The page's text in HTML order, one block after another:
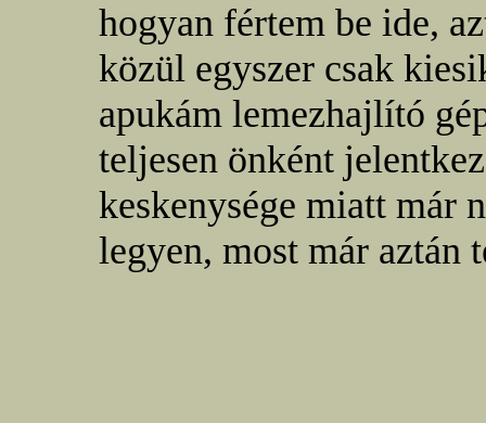
hogyan fértem be ide,
közül egyszer csak
apukám lemezhajlító
teljesen önként
keskenysége miatt már
legyen, most már aztán